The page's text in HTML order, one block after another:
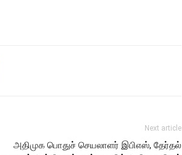
Next article
அதிமுக பொதுச் செயலாளர் இபிஎஸ், தேர்தல்